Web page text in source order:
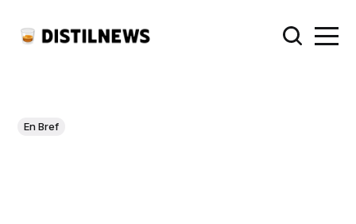
En Bref